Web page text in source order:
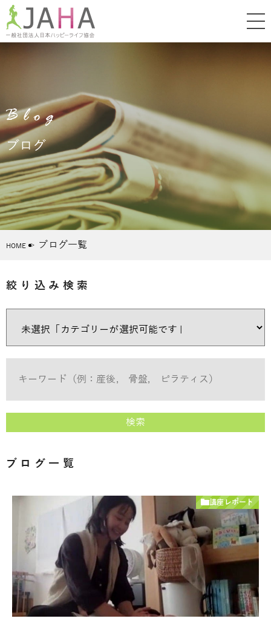
Blog
ブログ
HOME ブログ一覧
絞り込み検索
検索
ブログ一覧
講座レポート